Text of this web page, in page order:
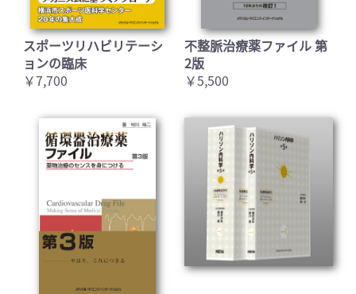
スポーツリハビリテーシ
ョンの臨床
￥7,700
不整脈治療薬ファイル 第
2版
￥5,500